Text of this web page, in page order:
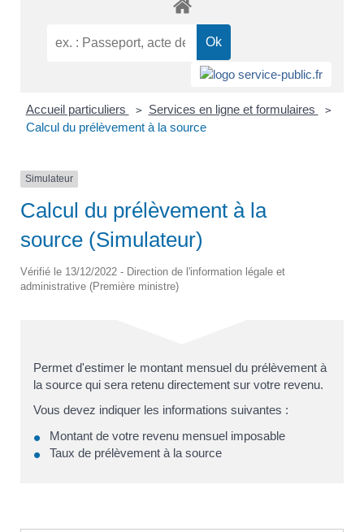
Accueil particuliers > Services en ligne et formulaires >
Calcul du prélèvement à la source
Simulateur
Calcul du prélèvement à la
source (Simulateur)
Vérifié le 13/12/2022 - Direction de l'information légale et
administrative (Première ministre)
Permet d'estimer le montant mensuel du prélèvement à
la source qui sera retenu directement sur votre revenu.
Vous devez indiquer les informations suivantes :
Montant de votre revenu mensuel imposable
Taux de prélèvement à la source